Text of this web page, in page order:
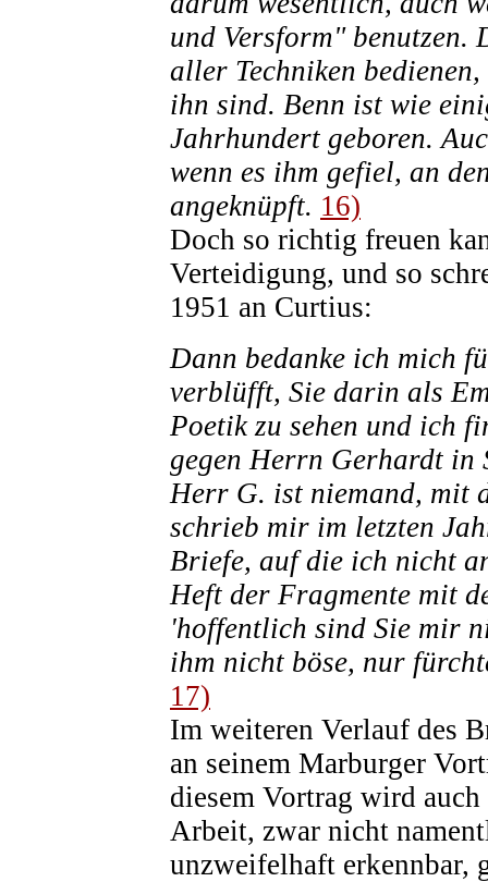
und Versform"
aller Techniken
ihn sind. Benn ist wie
Jahrhundert geboren.
wenn es ihm gefiel, an
angeknüpft. 16)
Doch so richtig freuen
Verteidigung, und so
1951 an Curtius:
Dann bedanke ich mich
verblüfft, Sie darin als
Poetik zu sehen und ich
gegen Herrn Gerhardt in
Herr G. ist niemand, mit
schrieb mir im letzten
Briefe, auf die ich nicht
Heft der Fragmente mit
'hoffentlich sind Sie mir
ihm nicht böse, nur
17)
Im weiteren Verlauf des
an seinem Marburger
diesem Vortrag wird
Arbeit, zwar nicht
unzweifelhaft erkennbar,